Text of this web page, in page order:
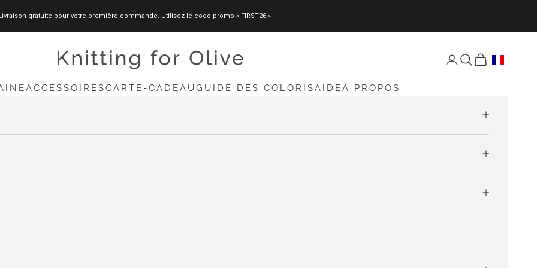
gratuite pour votre première commande. Utilisez le code promo « FIRST26 »
knittingforolive.com Ouvrir Mon compte
Ouvrir Recherche
Ouvrir Mon
ACCESSOIRESCARTE-CADEAUGUIDE DES COLORISAIDEÀ PROPOS